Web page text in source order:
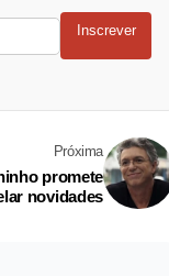
Inscrever
Próxima
promete
novidades